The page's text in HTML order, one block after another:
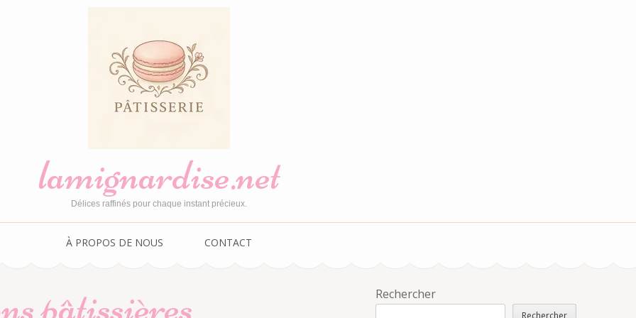
lamignardise.net
Délices raffinés pour chaque instant précieux.
À PROPOS DE NOUS CONTACT
pâtissières
Rechercher